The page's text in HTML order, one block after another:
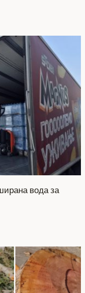
вода за